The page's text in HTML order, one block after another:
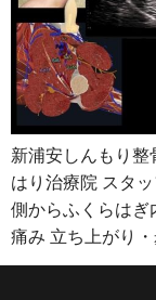
新浦安しんもり整
はり治療院 スタ
側からふくらはぎ
痛み 立ち上がり